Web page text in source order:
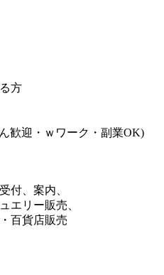
方
歓迎・ｗワーク・副業OK)
付、案内、
エリー販売、
百貨店販売